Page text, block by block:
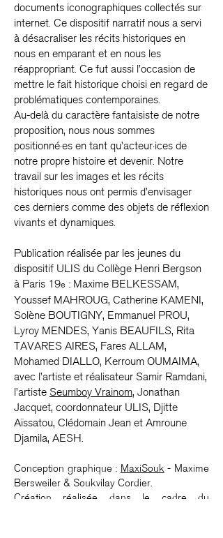
documents iconographiques collectés sur
internet. Ce dispositif narratif nous a servi
à désacraliser les récits historiques en
nous en emparant et en nous les
réappropriant. Ce fut aussi l’occasion de
mettre le fait historique choisi en regard de
problématiques contemporaines.
Au-delà du caractère fantaisiste de notre
proposition, nous nous sommes
positionné·es en tant qu’acteur·ices de
notre propre histoire et devenir. Notre
travail sur les images et les récits
historiques nous ont permis d’envisager
ces derniers comme des objets de réflexion
vivants et dynamiques.
Publication réalisée par les jeunes du
dispositif ULIS du Collège Henri Bergson
à Paris 19e : Maxime BELKESSAM,
Youssef MAHROUG, Catherine KAMENI,
Solène BOUTIGNY, Emmanuel PROU,
Lyroy MENDES, Yanis BEAUFILS, Rita
TAVARES AIRES, Fares ALLAM,
Mohamed DIALLO, Kerroum OUMAIMA,
avec l’artiste et réalisateur Samir Ramdani,
l’artiste Seumboy Vrainom, Jonathan
Jacquet, coordonnateur ULIS, Djitte
Aïssatou, Clédomain Jean et Amroune
Djamila, AESH.
Conception graphique : MaxiSouk - Maxime
Bersweiler & Soukvilay Cordier.
Création réalisée dans le cadre du